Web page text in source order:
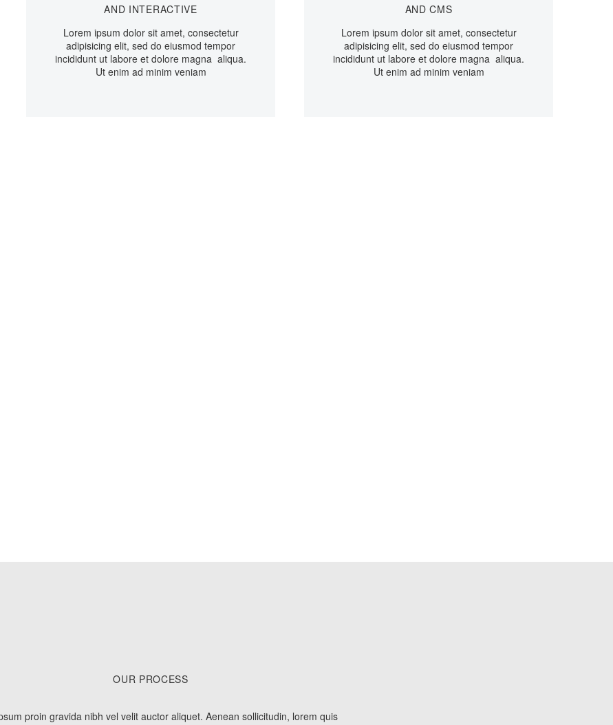
AND INTERACTIVE
Lorem ipsum dolor sit amet, consectetur
adipisicing elit, sed do eiusmod tempor
incididunt ut labore et dolore magna aliqua.
Ut enim ad minim veniam
AND CMS
Lorem ipsum dolor sit amet, consectetur
adipisicing elit, sed do eiusmod tempor
incididunt ut labore et dolore magna aliqua.
Ut enim ad minim veniam
OUR PROCESS
proin gravida nibh vel velit auctor aliquet. Aenean sollicitudin, lorem quis